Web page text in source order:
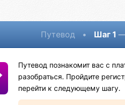
Путевод • Шаг 1
Путевод познакомит вас с
разобраться. Пройдите
перейти к следующему шагу.